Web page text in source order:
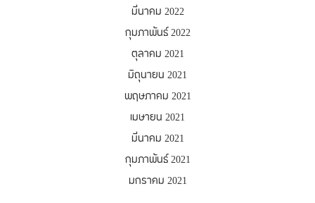
มีนาคม 2022
กุมภาพันธ์ 2022
ตุลาคม 2021
มิถุนายน 2021
พฤษภาคม 2021
เมษายน 2021
มีนาคม 2021
กุมภาพันธ์ 2021
มกราคม 2021